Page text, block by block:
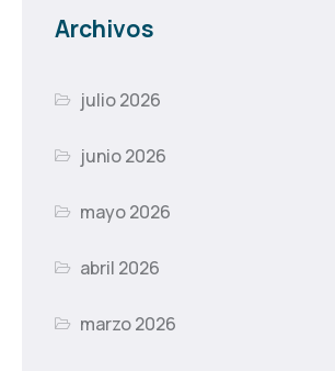
Archivos
julio 2026
junio 2026
mayo 2026
abril 2026
marzo 2026